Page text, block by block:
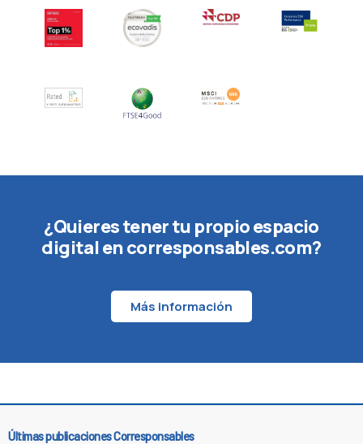
¿Quieres tener tu propio espacio
digital en corresponsables.com?
Más información
Últimas publicaciones Corresponsables